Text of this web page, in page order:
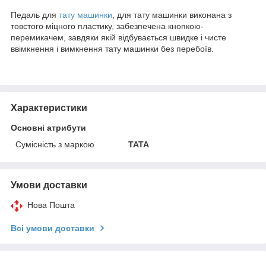
Педаль для тату машинки , для тату машинки виконана з
товстого міцного пластику, забезпечена кнопкою-
перемикачем, завдяки якій відбувається швидке і чисте
ввімкнення і вимкнення тату машинки без перебоїв.
Характеристики
Основні атрибути
Сумісність з маркою
TATA
Умови доставки
Нова Пошта
Всі умови доставки